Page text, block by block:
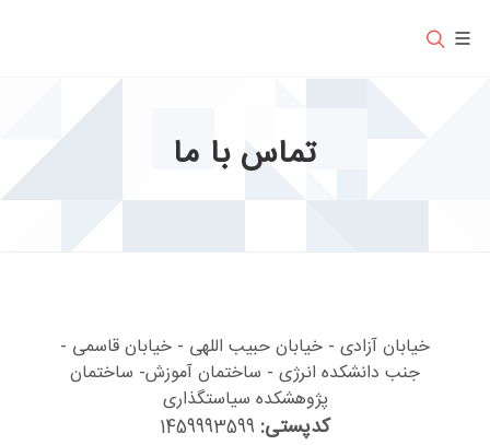
تماس با ما
خیابان آزادی - خیابان حبیب اللهی - خیابان قاسمی -
جنب دانشکده انرژی - ساختمان آموزش- ساختمان
پژوهشکده سیاستگذاری
کدپستی: